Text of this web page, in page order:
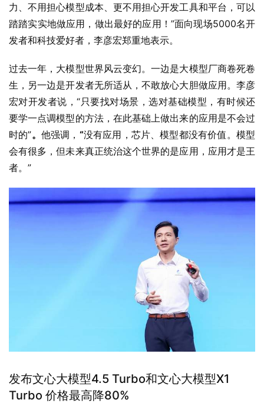
力、不用担心模型成本、更不用担心开发工具和平台，可以
踏踏实实地做应用，做出最好的应用！”面向现场5000名开
发者和科技爱好者，李彦宏郑重地表示。
过去一年，大模型世界风云变幻。一边是大模型厂商卷死卷
生，另一边是开发者无所适从，不敢放心大胆做应用。李彦
宏对开发者说，“只要找对场景，选对基础模型，有时候还
要学一点调模型的方法，在此基础上做出来的应用是不会过
时的”。 他强调， “没有应用，芯片、模型都没有价值。模型
会有很多，但未来真正统治这个世界的是应用，应用才是王
者。”
发布文心大模型4.5 Turbo和文心大模型X1
Turbo 价格最高降80%